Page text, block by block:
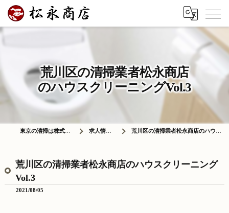
荒川区の清掃業者松永商店
のハウスクリーニングVol.3
東京の清掃は株式会社松永商店 求人情報ブログ 荒川区の清掃業者松永商店のハウスクリーニングVol.3
荒川区の清掃業者松永商店のハウスクリーニング
Vol.3
2021/08/05